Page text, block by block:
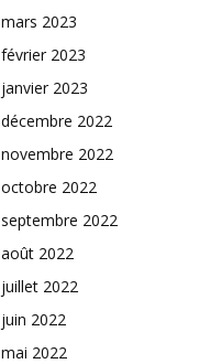
mars 2023
février 2023
janvier 2023
décembre 2022
novembre 2022
octobre 2022
septembre 2022
août 2022
juillet 2022
juin 2022
mai 2022